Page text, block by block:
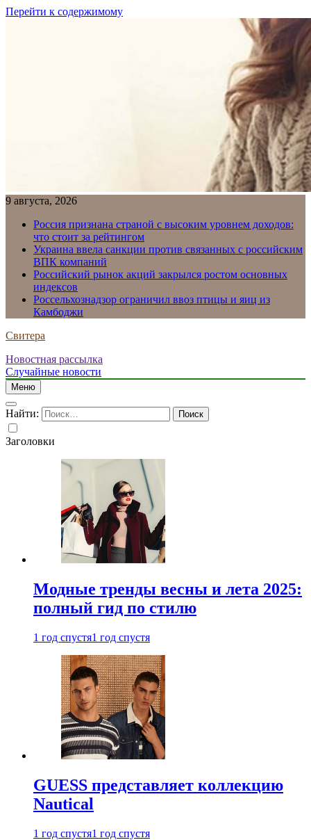
Перейти к содержимому
9 августа, 2026
Россия признана страной с высоким уровнем доходов:
что стоит за рейтингом
Украина ввела санкции против связанных с российским
ВПК компаний
Российский рынок акций закрылся ростом основных
индексов
Россельхознадзор ограничил ввоз птицы и яиц из
Камбоджи
Свитера
Новостная рассылка
Случайные новости
Меню
Найти:
Заголовки
Модные тренды весны и лета 2025:
полный гид по стилю
1 год спустя1 год спустя
GUESS представляет коллекцию
Nautical
1 год спустя1 год спустя